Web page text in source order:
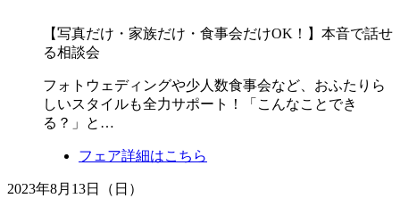
【写真だけ・家族だけ・食事会だけOK！】本音で話せ
る相談会
フォトウェディングや少人数食事会など、おふたりら
しいスタイルも全力サポート！「こんなことでき
る？」と…
フェア詳細はこちら
2023年8月13日（日）